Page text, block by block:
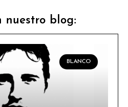
nuestro blog:
BLANCO